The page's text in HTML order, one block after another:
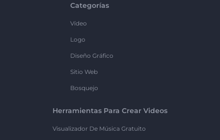
Categorías
Vídeo
Logo
Diseño Gráfico
Sitio Web
Bosquejo
Herramientas Para Crear Videos
Visualizador De Música Gratuito